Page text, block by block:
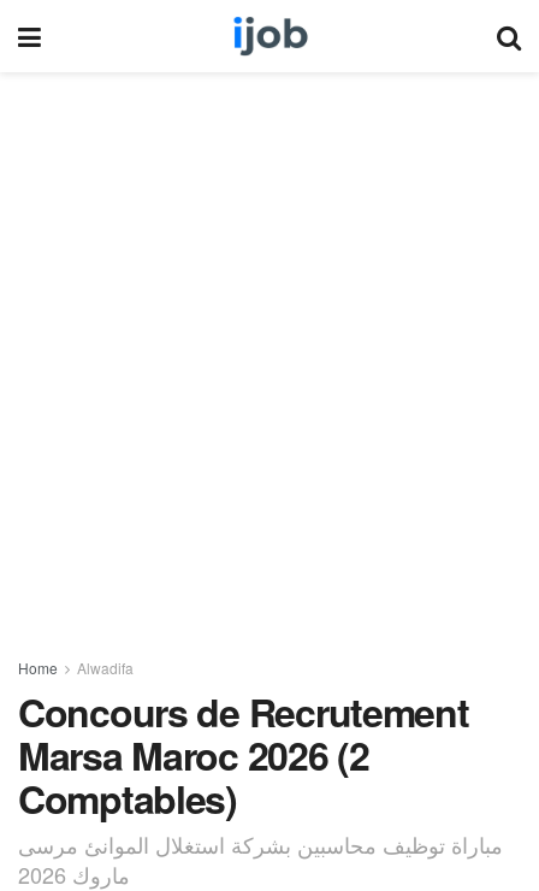
Home Alwadifa
Concours de Recrutement
Marsa Maroc 2026 (2
Comptables)
مباراة توظيف محاسبين بشركة استغلال الموانئ مرسى
ماروك 2026